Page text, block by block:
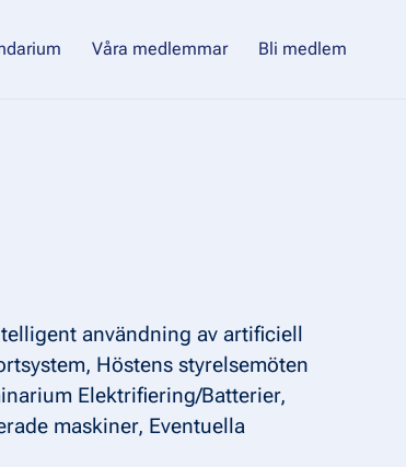
Våra medlemmar Bli medlem
användning av artificiell
Höstens styrelsemöten
Elektrifiering/Batterier,
maskiner, Eventuella